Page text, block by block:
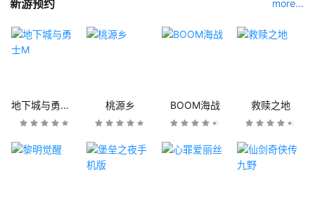
新游预约 more...
地下城与勇士M 桃源乡 BOOM海战 救赎之地